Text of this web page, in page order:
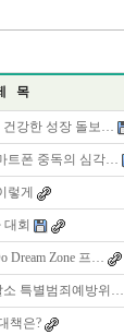
목
건강한 성장 돌보…
트폰 중독의 심각…
렇게
회
Dream Zone 프…
소 특별범죄예방위…
책은?